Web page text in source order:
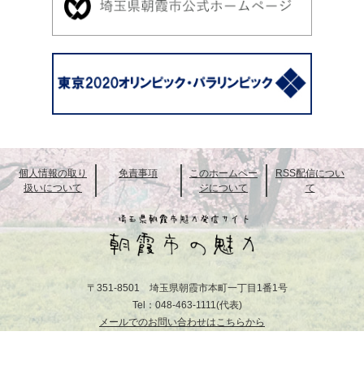
個人情報の取り
扱いについて
免責事項
このホームペー
ジについて
RSS配信につい
て
〒351-8501 埼玉県朝霞市本町一丁目1番1号
Tel：048-463-1111(代表)
メールでのお問い合わせはこちらから